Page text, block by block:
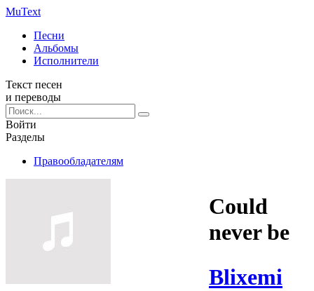
MuText
Песни
Альбомы
Исполнители
Текст песен
и переводы
Войти
Разделы
Правообладателям
Could
never be
Blixemi